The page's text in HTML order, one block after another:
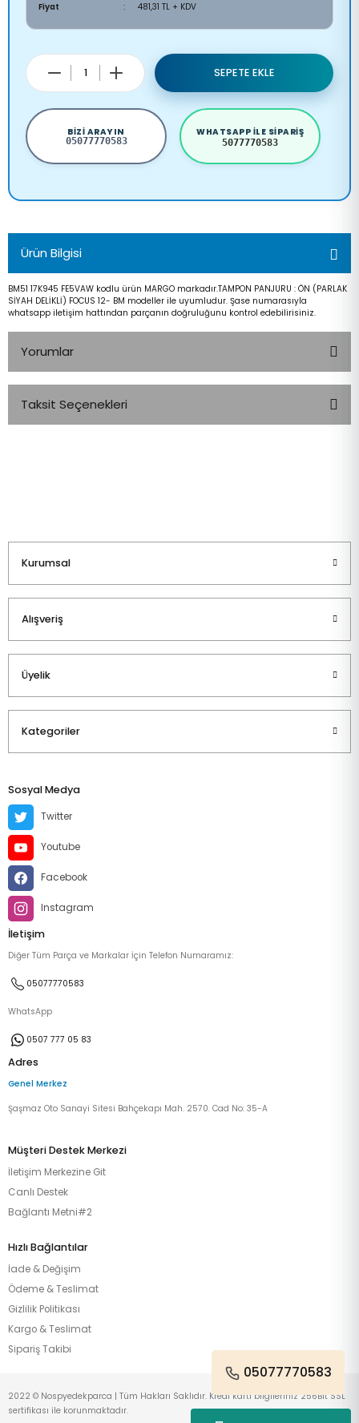
Fiyat
481,31 TL + KDV
SEPETE EKLE
BIZI ARAYIN
05077770583
WHATSAPP ILE SIPARIŞ
5077770583
Ürün Bilgisi
BM51 17K945 FE5VAW kodlu ürün MARGO markadır.TAMPON PANJURU : ÖN (PARLAK
SİYAH DELİKLİ) FOCUS 12- BM modeller ile uyumludur. Şase numarasıyla
whatsapp iletişim hattından parçanın doğruluğunu kontrol edebilirisiniz.
Yorumlar
Taksit Seçenekleri
Kurumsal
Alışveriş
Üyelik
Kategoriler
Sosyal Medya
Twitter
Youtube
Facebook
Instagram
İletişim
Diğer Tüm Parça ve Markalar İçin Telefon Numaramız:
05077770583
WhatsApp
0507 777 05 83
Adres
Genel Merkez
Şaşmaz Oto Sanayi Sitesi Bahçekapı Mah. 2570. Cad No: 35-A
Müşteri Destek Merkezi
İletişim Merkezine Git
Canlı Destek
Bağlantı Metni#2
Hızlı Bağlantılar
İade & Değişim
Ödeme & Teslimat
Gizlilik Politikası
Kargo & Teslimat
Sipariş Takibi
05077770583
2022 © Nospyedekparca | Tüm Hakları Saklıdır. Kredi kartı bilgileriniz 256Bit SSL
sertifikası ile korunmaktadır.